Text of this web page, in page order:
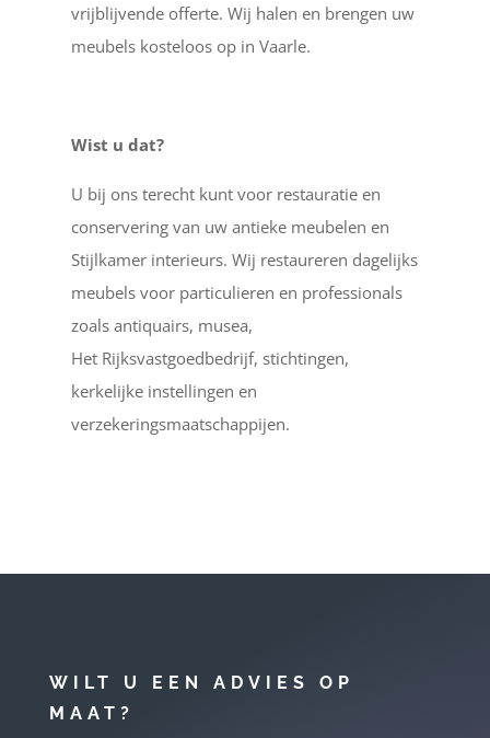
vrijblijvende offerte. Wij halen en brengen uw
meubels kosteloos op in Vaarle.
Wist u dat?
U bij ons terecht kunt voor restauratie en
conservering van uw antieke meubelen en
Stijlkamer interieurs. Wij restaureren dagelijks
meubels voor particulieren en professionals
zoals antiquairs, musea,
Het Rijksvastgoedbedrijf, stichtingen,
kerkelijke instellingen en
verzekeringsmaatschappijen.
WILT U EEN ADVIES OP
MAAT?